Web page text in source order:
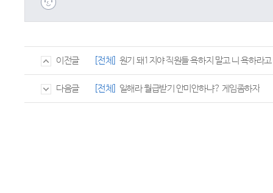
이전글 [전체] 원기 돼1지야 직원들 욕하지 말고 니 욕하라
다음글 [전체] 일해라 월급받기 안미안하냐? 게임좀하자